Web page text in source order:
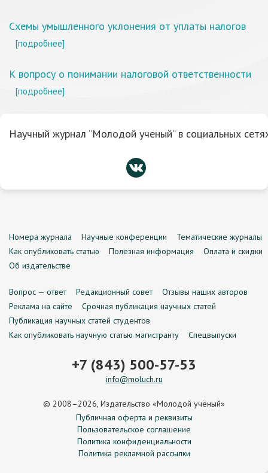
Схемы умышленного уклонения от уплаты налогов
[подробнее]
К вопросу о понимании налоговой ответственности
[подробнее]
Научный журнал “Молодой ученый” в социальных
Номера журнала Научные конференции
Тематические журналы
Как опубликовать статью
Полезная информация
Оплата и скидки
Об издательстве
Вопрос — ответ Редакционный совет
Отзывы наших авторов
Реклама на сайте
Срочная публикация научных статей
Публикация научных статей студентов
Как опубликовать научную статью магистранту
Спецвыпуски
+7 (843) 500-57-53
info@moluch.ru
© 2008–2026, Издательство «Молодой учёный»
Публичная оферта и реквизиты
Пользовательское соглашение
Политика конфиденциальности
Политика рекламной рассылки